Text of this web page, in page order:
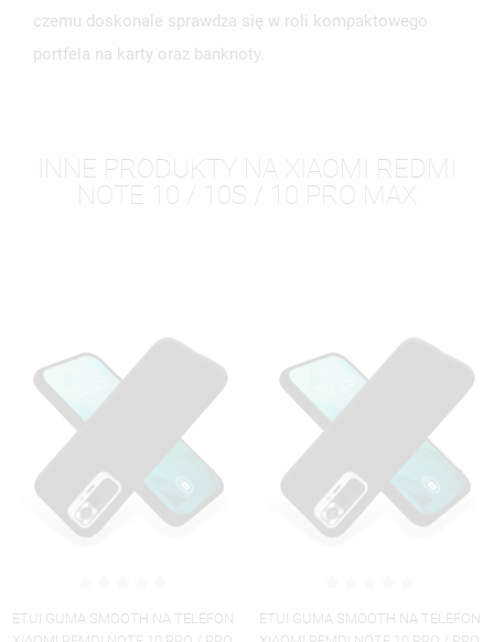
czemu doskonale sprawdza się w roli kompaktowego
portfela na karty oraz banknoty.
INNE PRODUKTY NA XIAOMI REDMI
NOTE 10 / 10S / 10 PRO MAX
ETUI GUMA SMOOTH NA TELEFON
ETUI GUMA SMOOTH NA TELEFON